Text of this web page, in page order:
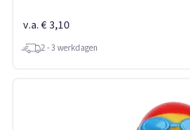
v.a. € 3,10
2 - 3 werkdagen